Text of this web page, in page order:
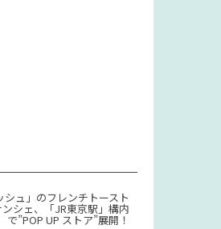
シュ」のフレンチトースト
シェ、「JR東京駅」構内
で”POP UP ストア”展開！